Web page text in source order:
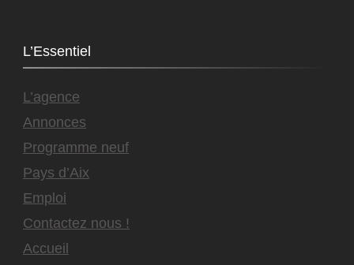
L’Essentiel
L’agence
Annonces
Programme neuf
Pays d’Aix
Emploi
Contactez nous !
Accueil